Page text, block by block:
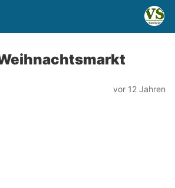
vor 12 Jahren